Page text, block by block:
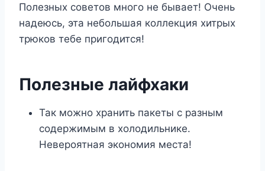
Полезных советов много не бывает! Очень
надеюсь, эта небольшая коллекция хитрых
трюков тебе пригодится!
Полезные лайфхаки
Так можно хранить пакеты с разным
содержимым в холодильнике.
Невероятная экономия места!